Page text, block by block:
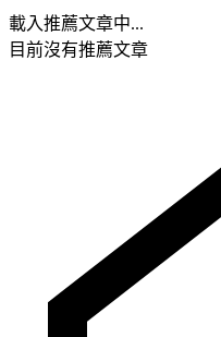
載入推薦文章中...
目前沒有推薦文章